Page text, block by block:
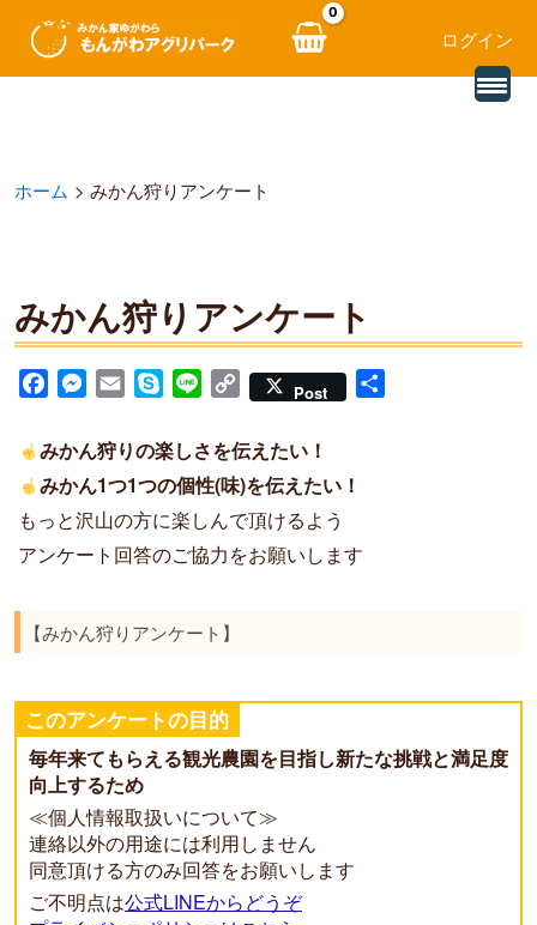
ログイン
ホーム みかん狩りアンケート
みかん狩りアンケート
c
e
b
o
o
M
s
s
e
n
g
a
i
l
y
p
e
n
e
C
p
y
L
i
n
Post
みかん狩りの楽しさを伝えたい！
みかん1つ1つの個性(味)を伝えたい！
もっと沢山の方に楽しんで頂けるよう
アンケート回答のご協力をお願いします
【みかん狩りアンケート】
このアンケートの目的
毎年来てもらえる観光農園を目指し新たな挑戦と満足度
向上するため
≪個人情報取扱いについて≫
連絡以外の用途には利用しません
同意頂ける方のみ回答をお願いします
ご不明点は公式LINEからどうぞ